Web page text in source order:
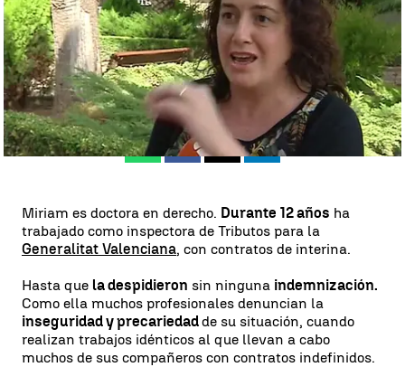
Antena 3 Noticias Madrid
Publicado:02 de julio de 2018, 22:59
WhatsappFacebook
X Linkedin
Miriam es doctora en derecho. Durante 12 años ha
trabajado como inspectora de Tributos para la
Generalitat Valenciana, con contratos de interina.
Hasta que la despidieron sin ninguna indemnización.
Como ella muchos profesionales denuncian la
inseguridad y precariedadde su situación, cuando
realizan trabajos idénticos al que llevan a cabo
muchos de sus compañeros con contratos indefinidos.